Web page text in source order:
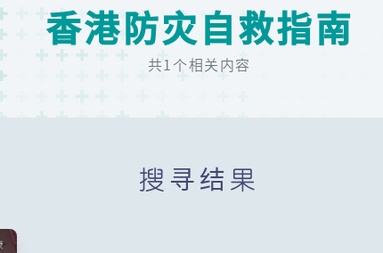
香港防灾自救指南
共1个相关内容
搜寻结果